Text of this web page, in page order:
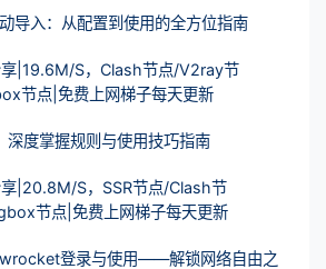
导入：从配置到使用的全方位指南
|19.6M/S，Clash节点/V2ray节
节点|免费上网梯子每天更新
深度掌握规则与使用技巧指南
|20.8M/S，SSR节点/Clash节
节点|免费上网梯子每天更新
登录与使用——解锁网络自由之